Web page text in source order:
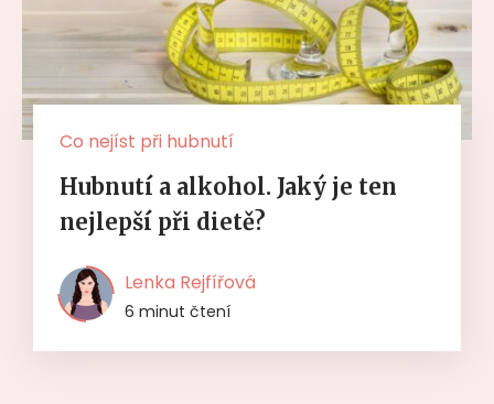
Co nejíst při hubnutí
Hubnutí a alkohol. Jaký je ten
nejlepší při dietě?
Lenka Rejfířová
6 minut čtení